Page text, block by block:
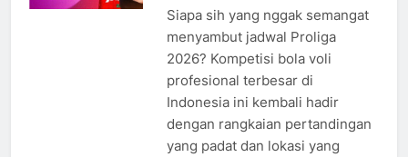
Siapa sih yang nggak semangat
menyambut jadwal Proliga
2026? Kompetisi bola voli
profesional terbesar di
Indonesia ini kembali hadir
dengan rangkaian pertandingan
yang padat dan lokasi yang